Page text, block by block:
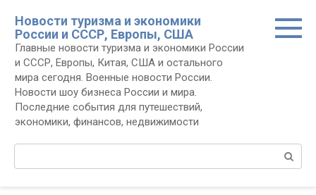
контенту
Новости туризма и экономики
России и СССР, Европы, США
Главные новости туризма и экономики России
и СССР, Европы, Китая, США и остального
мира сегодня. Военные новости России.
Новости шоу бизнеса России и мира.
Последние события для путешествий,
экономики, финансов, недвижимости
Поиск: